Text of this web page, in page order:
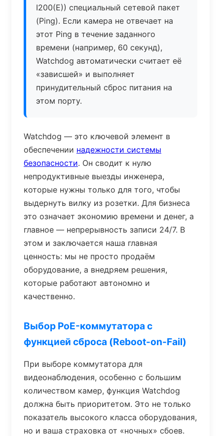
I200(E)) специальный сетевой пакет
(Ping). Если камера не отвечает на
этот Ping в течение заданного
времени (например, 60 секунд),
Watchdog автоматически считает её
«зависшей» и выполняет
принудительный сброс питания на
этом порту.
Watchdog — это ключевой элемент в
обеспечении надежности системы
безопасности. Он сводит к нулю
непродуктивные выезды инженера,
которые нужны только для того, чтобы
выдернуть вилку из розетки. Для бизнеса
это означает экономию времени и денег, а
главное — непрерывность записи 24/7. В
этом и заключается наша главная
ценность: мы не просто продаём
оборудование, а внедряем решения,
которые работают автономно и
качественно.
Выбор PoE-коммутатора с
функцией сброса (Reboot-on-Fail)
При выборе коммутатора для
видеонаблюдения, особенно с большим
количеством камер, функция Watchdog
должна быть приоритетом. Это не только
показатель высокого класса оборудования,
но и ваша страховка от «ночных» сбоев.